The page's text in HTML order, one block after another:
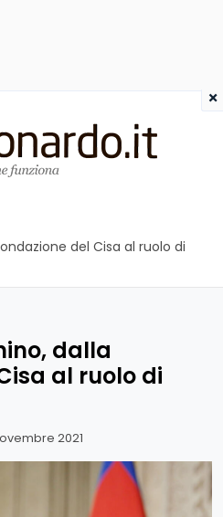
del Cisa al ruolo di
dalla
al ruolo di
2021
×